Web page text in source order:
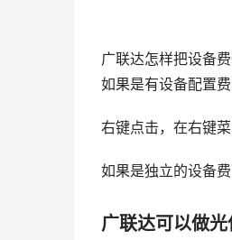
广联达怎样把设备
如果是有设备配置
右键点击，在右键
如果是独立的设备
广联达可以做